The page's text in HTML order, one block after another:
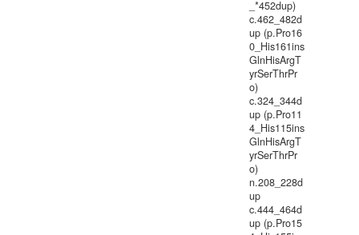
_*452dup)
c.462_482d
up (p.Pro16
0_His161ins
GlnHisArgT
yrSerThrPr
o)
c.324_344d
up (p.Pro11
4_His115ins
GlnHisArgT
yrSerThrPr
o)
n.208_228d
up
c.444_464d
up (p.Pro15